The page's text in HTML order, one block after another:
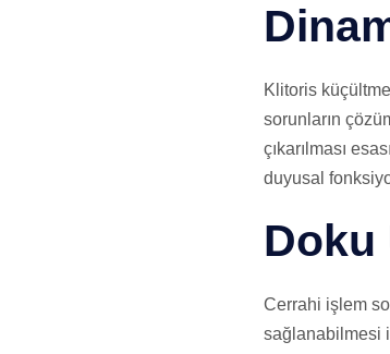
Klitoris
sorunların
çıkarılması
duyusal
Doku
Cerrahi işlem
sağlanabilmesi